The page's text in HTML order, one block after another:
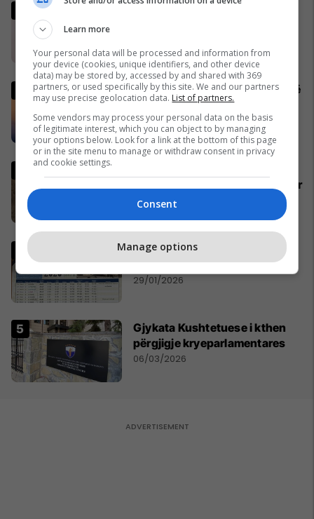
Kushtetueses
03/03/2026
Gjithçka që ka ndodhur deri më
tani në luftën në Iran dhe në
Lindjen e Mesme
28/02/2026
gjetur në Shtime, pronari e merr
me të gjitha dokumentet dhe
Vaktia e Ramazanit 2026 në
Kosovë
29/01/2026
Gjykata Kushtetuese i kthen
përgjigje kryeparlamentares
06/03/2026
Learn more
Your personal data will be processed and information from
your device (cookies, unique identifiers, and other device
data) may be stored by, accessed by and shared with 369
partners, or used specifically by this site. We and our partners
may use precise geolocation data. List of partners.
Some vendors may process your personal data on the basis
of legitimate interest, which you can object to by managing
your options below. Look for a link at the bottom of this page
or in the site menu to manage or withdraw consent in privacy
and cookie settings.
Consent
Manage options